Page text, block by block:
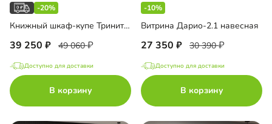
-20%
Книжный шкаф-купе Тринити-3-1 4 полки
39 250 49 060
Доступно для доставки
В корзину
-10%
Витрина Дарио-2.1 навесная
27 350 30 390
Доступно для доставки
В корзину